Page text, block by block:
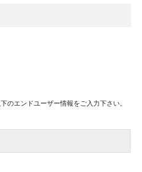
のエンドユーザー情報をご入力下さい。